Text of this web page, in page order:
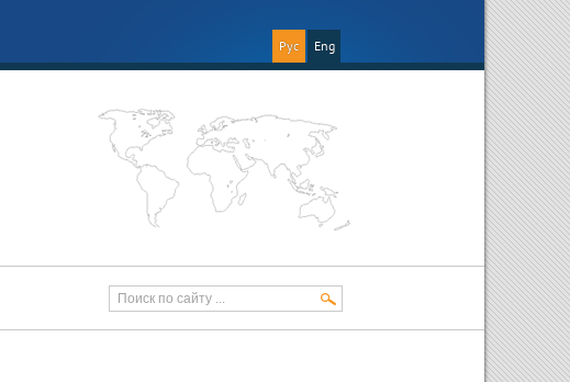
Рус Eng